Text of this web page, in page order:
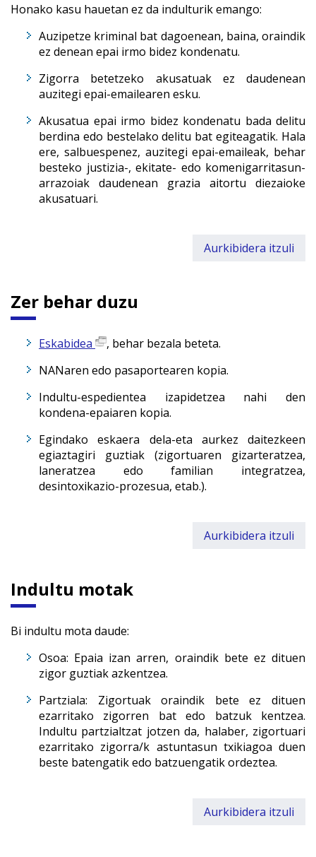
Honako kasu hauetan ez da indulturik emango:
Auzipetze kriminal bat dagoenean, baina, oraindik
ez denean epai irmo bidez kondenatu.
Zigorra betetzeko akusatuak ez daudenean
auzitegi epai-emailearen esku.
Akusatua epai irmo bidez kondenatu bada delitu
berdina edo bestelako delitu bat egiteagatik. Hala
ere, salbuespenez, auzitegi epai-emaileak, behar
besteko justizia-, ekitate- edo komenigarritasun-
arrazoiak daudenean grazia aitortu diezaioke
akusatuari.
Aurkibidera itzuli
Zer behar duzu
Eskabidea
, behar bezala beteta.
NANaren edo pasaportearen kopia.
Indultu-espedientea izapidetzea nahi den
kondena-epaiaren kopia.
Egindako eskaera dela-eta aurkez daitezkeen
egiaztagiri guztiak (zigortuaren gizarteratzea,
laneratzea edo familian integratzea,
desintoxikazio-prozesua, etab.).
Aurkibidera itzuli
Indultu motak
Bi indultu mota daude:
Osoa: Epaia izan arren, oraindik bete ez dituen
zigor guztiak azkentzea.
Partziala: Zigortuak oraindik bete ez dituen
ezarritako zigorren bat edo batzuk kentzea.
Indultu partzialtzat jotzen da, halaber, zigortuari
ezarritako zigorra/k astuntasun txikiagoa duen
beste batengatik edo batzuengatik ordeztea.
Aurkibidera itzuli